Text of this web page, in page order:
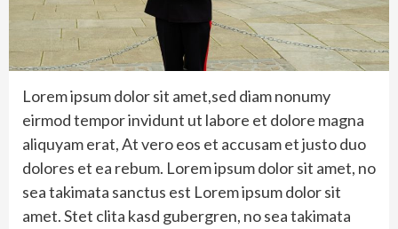
Lorem ipsum dolor sit amet,sed diam nonumy
eirmod tempor invidunt ut labore et dolore magna
aliquyam erat, At vero eos et accusam et justo duo
dolores et ea rebum. Lorem ipsum dolor sit amet, no
sea takimata sanctus est Lorem ipsum dolor sit
amet. Stet clita kasd gubergren, no sea takimata